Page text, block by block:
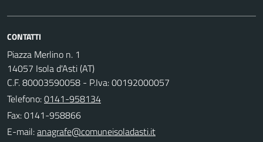
CONTATTI
Piazza Merlino n. 1
14057 Isola d'Asti (AT)
C.F. 80003590058 - P.Iva: 00192000057
Telefono:0141-958134
Fax: 0141-958866
E-mail: